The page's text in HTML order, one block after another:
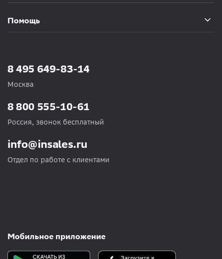
Помощь
8 495 649-83-14
Москва
info@insales.ru
Отдел по работе с клиентами
8 800 555-10-61
Россия, звонок бесплатный
Мобильное приложение